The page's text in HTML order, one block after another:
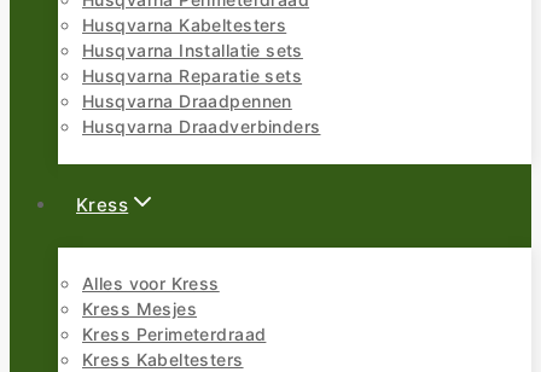
Husqvarna Kabeltesters
Husqvarna Installatie sets
Husqvarna Reparatie sets
Husqvarna Draadpennen
Husqvarna Draadverbinders
Kress
Alles voor Kress
Kress Mesjes
Kress Perimeterdraad
Kress Kabeltesters